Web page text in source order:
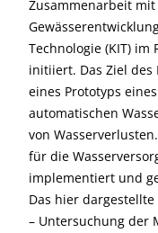
Zusammenarbeit
Technologie (KIT) im
initiiert. Das Ziel des
eines Prototyps
automatischen
von
für die
implementiert und
Das hier
– Untersuchung der